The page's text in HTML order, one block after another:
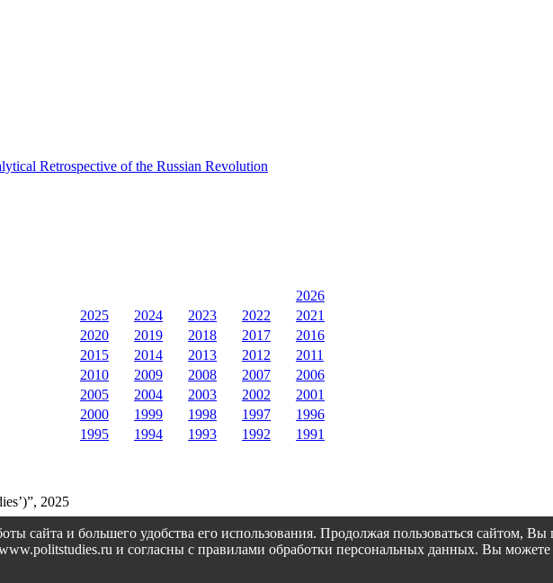
Retrospective of the Russian Revolution
2026
2025
2024 2023 2022
2021
2020
2019 2018 2017
2016
2015
2014 2013 2012
2011
2010
2009 2008 2007
2006
2005
2004 2003 2002
2001
2000
1999 1998 1997
1996
1995
1994 1993 1992 1991
2025
сайта и большего удобства его использования. Продолжая пользоваться сайтом,
и согласны с правилами обработки персональных данных. Вы